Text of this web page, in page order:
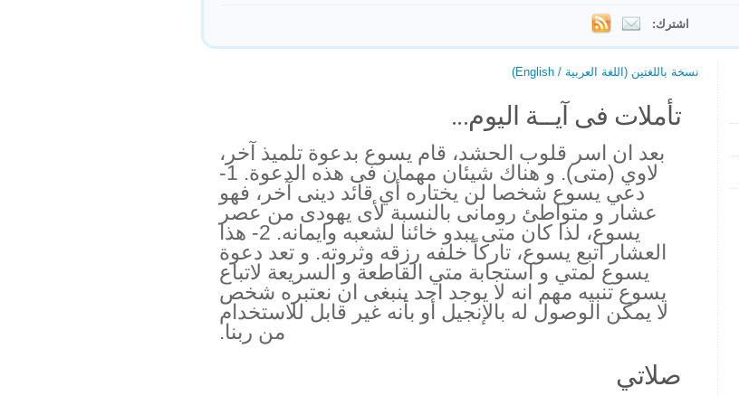
اشترك:
نسخة باللغتين (اللغة العربية / English)
تأملات فى آيــة اليوم...
بعد ان اسر قلوب الحشد، قام يسوع بدعوة تلميذ آخر،
لاوي (متى). و هناك شيئان مهمان فى هذه الدعوة. 1-
دعي يسوع شخصا لن يختاره أي قائد دينى آخر، فهو
عشار و متواطئ رومانى بالنسبة لأى يهودى من عصر
يسوع، لذا كان متى يبدو خائنا لشعبه وايمانه. 2- هذا
العشار اتبع يسوع، تاركاً خلفه رزقه وثروته. و تعد دعوة
يسوع لمتي و استجابة متي القاطعة و السريعة لاتباع
يسوع تنبيه مهم انه لا يوجد احد ينبغى ان نعتبره شخص
لا يمكن الوصول له بالإنجيل أو بأنه غير قابل للاستخدام
من ربنا.
صلاتي